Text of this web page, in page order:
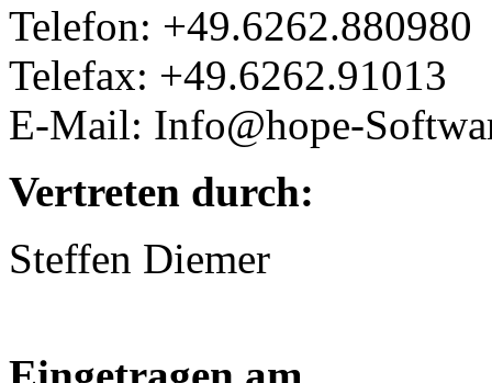
Telefon: +49.6262.880980
Telefax: +49.6262.91013
E-Mail: Info@hope-
Vertreten durch:
Steffen Diemer